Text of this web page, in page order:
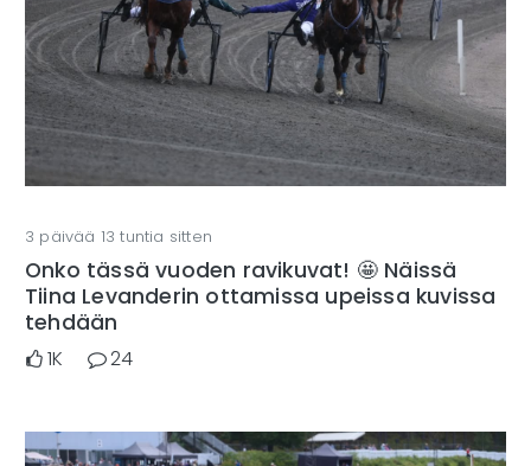
3 päivää 13 tuntia sitten
Onko tässä vuoden ravikuvat! 🤩 Näissä
Tiina Levanderin ottamissa upeissa kuvissa
tehdään
1K 24